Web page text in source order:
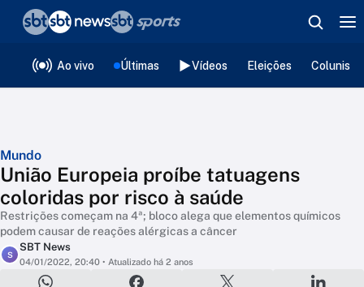
Ao vivo Últimas Vídeos Eleições
Mundo
União Europeia proíbe tatuagens
coloridas por risco à saúde
Restrições começam na 4ª; bloco alega que elementos químicos
podem causar de reações alérgicas a câncer
S
SBT News
04/01/2022, 20:40 • Atualizado há 2 anos
❮voltar
Editorias